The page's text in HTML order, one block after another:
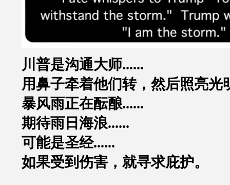
川普是沟通大师......
用鼻子牵着他们转，然后照亮光
暴风雨正在酝酿......
期待雨日海浪......
可能是圣经......
如果受到伤害，就寻求庇护。